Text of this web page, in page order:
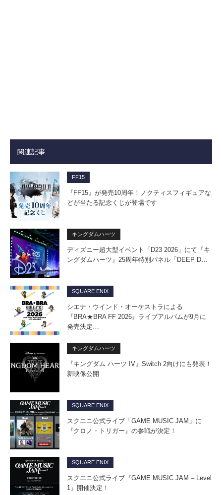
関連記事
FF15
『FF15』が発売10周年！ノクティスフィギュアな
どが当たる記念くじが登場です
キングダムハーツ
ディズニー超大型イベント「D23 2026」にて『キ
ングダムハーツ』25周年特別パネル「DEEP D…
SQUARE ENIX
シエナ・ウインド・オーケストラによる
『BRA★BRA FF 2026』ライブアルバムが9月に
発売決定…
キングダムハーツ
『キングダム ハーツ IV』Switch 2向けにも発表！
新映像公開
SQUARE ENIX
スクエニ公式ライブ「GAME MUSIC JAM」に
『クロノ・トリガー』の参戦が決定！
SQUARE ENIX
スクエニ公式ライブ『GAME MUSIC JAM – Level
1』開催決定！